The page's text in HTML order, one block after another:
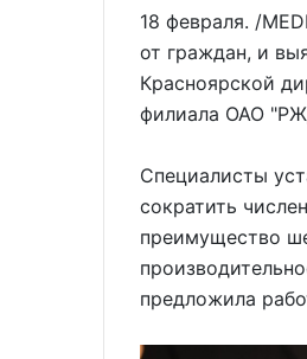
18 февраля. /
от граждан, и
Красноярской
филиала ОАО
Специалисты
сократить
преимущество
предложила